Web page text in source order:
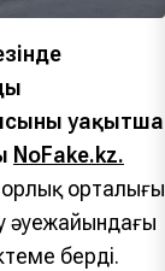
уақытша
NoFake.kz.
орталығы
әуежайындағы
берді.